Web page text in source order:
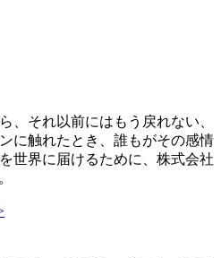
、それ以前にはもう戻れない、
に触れたとき、誰もがその感情
世界に届けるために、株式会社